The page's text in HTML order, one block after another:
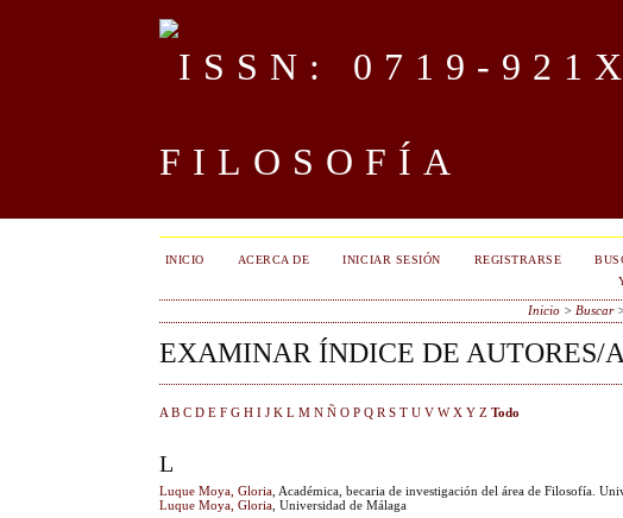
FILOSOFÍA
INICIO ACERCA DE INICIAR SESIÓN REGISTRARSE
Inicio > Buscar
EXAMINAR ÍNDICE DE AUTORES/
A B C D E F G H I J K L M N Ñ O P Q R S T U V W X Y Z Todo
L
Luque Moya, Gloria , Académica, becaria de investigación del área de Filosofía.
Luque Moya, Gloria , Universidad de Málaga